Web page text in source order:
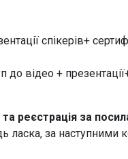
спікерів+
відео +
реєстрація за
ласка, за наступними